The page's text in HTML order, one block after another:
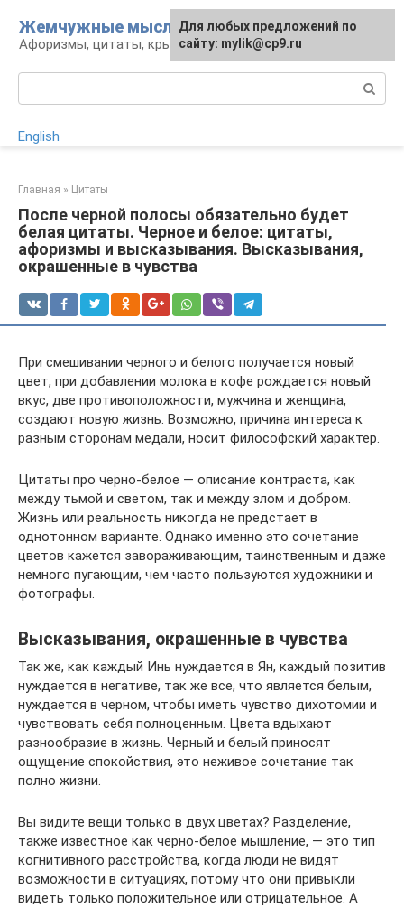
контенту
Жемчужные мысли
Афоризмы, цитаты, крылатые фразы
English
Главная » Цитаты
После черной полосы обязательно будет
белая цитаты. Черное и белое: цитаты,
афоризмы и высказывания. Высказывания,
окрашенные в чувства
При смешивании черного и белого получается новый
цвет, при добавлении молока в кофе рождается новый
вкус, две противоположности, мужчина и женщина,
создают новую жизнь. Возможно, причина интереса к
разным сторонам медали, носит философский характер.
Цитаты про черно-белое — описание контраста, как
между тьмой и светом, так и между злом и добром.
Жизнь или реальность никогда не предстает в
однотонном варианте. Однако именно это сочетание
цветов кажется завораживающим, таинственным и даже
немного пугающим, чем часто пользуются художники и
фотографы.
Высказывания, окрашенные в чувства
Так же, как каждый Инь нуждается в Ян, каждый позитив
нуждается в негативе, так же все, что является белым,
нуждается в черном, чтобы иметь чувство дихотомии и
чувствовать себя полноценным. Цвета вдыхают
разнообразие в жизнь. Черный и белый приносят
ощущение спокойствия, это неживое сочетание так
полно жизни.
Вы видите вещи только в двух цветах? Разделение,
также известное как черно-белое мышление, — это тип
когнитивного расстройства, когда люди не видят
возможности в ситуациях, потому что они привыкли
видеть только положительное или отрицательное. А
Для любых предложений по
сайту: mylik@cp9.ru